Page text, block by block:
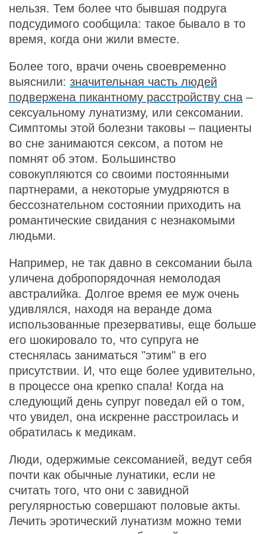
нельзя. Тем более что бывшая подруга
подсудимого сообщила: такое бывало в то
время, когда они жили вместе.
Более того, врачи очень своевременно
выяснили: значительная часть людей
подвержена пикантному расстройству сна –
сексуальному лунатизму, или сексомании.
Симптомы этой болезни таковы – пациенты
во сне занимаются сексом, а потом не
помнят об этом. Большинство
совокупляются со своими постоянными
партнерами, а некоторые умудряются в
бессознательном состоянии приходить на
романтические свидания с незнакомыми
людьми.
Например, не так давно в сексомании была
уличена добропорядочная немолодая
австралийка. Долгое время ее муж очень
удивлялся, находя на веранде дома
использованные презервативы, еще больше
его шокировало то, что супруга не
стеснялась заниматься "этим" в его
присутствии. И, что еще более удивительно,
в процессе она крепко спала! Когда на
следующий день супруг поведал ей о том,
что увидел, она искренне расстроилась и
обратилась к медикам.
Люди, одержимые сексоманией, ведут себя
почти как обычные лунатики, если не
считать того, что они с завидной
регулярностью совершают половые акты.
Лечить эротический лунатизм можно теми